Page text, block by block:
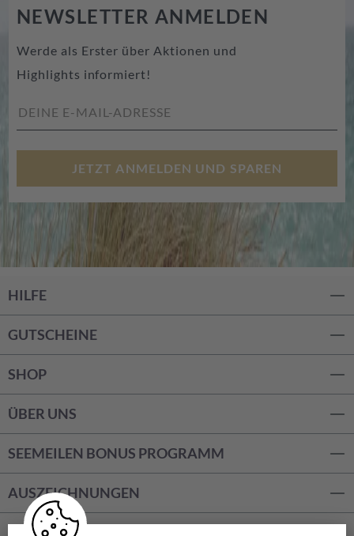
NEWSLETTER ANMELDEN
Werde als Erster über Aktionen und
Highlights informiert!
JETZT ANMELDEN UND SPAREN
HILFE
GUTSCHEINE
SHOP
ÜBER UNS
SEEMEILEN BONUS PROGRAMM
AUSZEICHNUNGEN
ZAHLUNGSARTEN